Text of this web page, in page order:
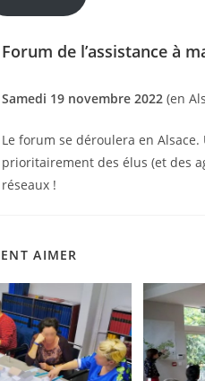
Forum de l’assistance à
Samedi 19 novembre 2022 (en
Le forum se déroulera en
prioritairement des élus (et des
réseaux !
AIMER